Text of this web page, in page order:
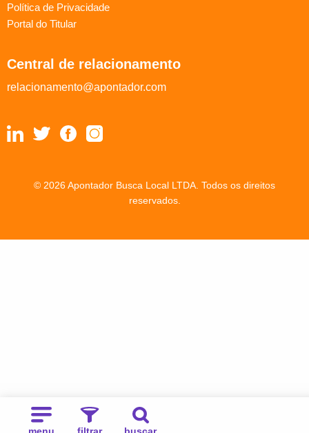
Política de Privacidade
Portal do Titular
Central de relacionamento
relacionamento@apontador.com
© 2026 Apontador Busca Local LTDA. Todos os direitos
reservados.